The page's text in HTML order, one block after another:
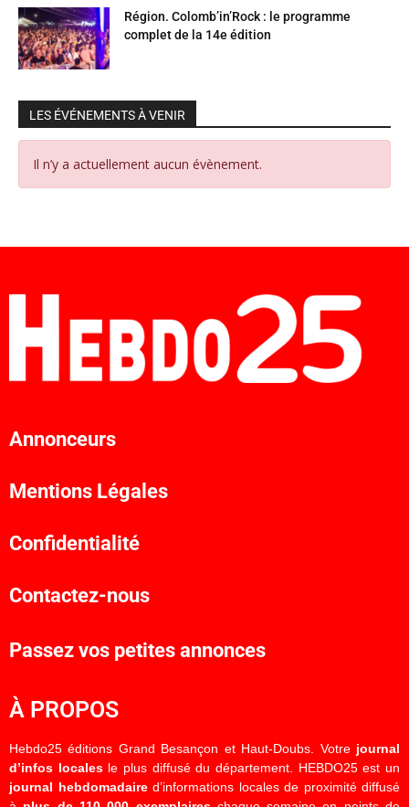
Région. Colomb’in’Rock : le programme
complet de la 14e édition
LES ÉVÉNEMENTS À VENIR
Il n’y a actuellement aucun évènement.
Annonceurs
Mentions Légales
Confidentialité
Contactez-nous
Passez vos petites annonces
À PROPOS
Hebdo25 éditions Grand Besançon et Haut-Doubs. Votre journal
d’infos localesle plus diffusé du département. HEBDO25 est un
journal hebdomadaired’informations locales de proximité diffusé